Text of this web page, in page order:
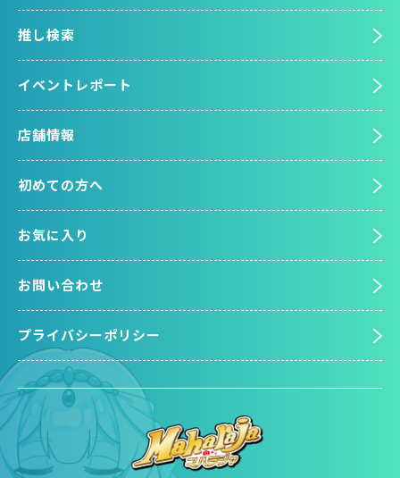
推し検索
イベントレポート
店舗情報
初めての方へ
お気に入り
お問い合わせ
プライバシーポリシー